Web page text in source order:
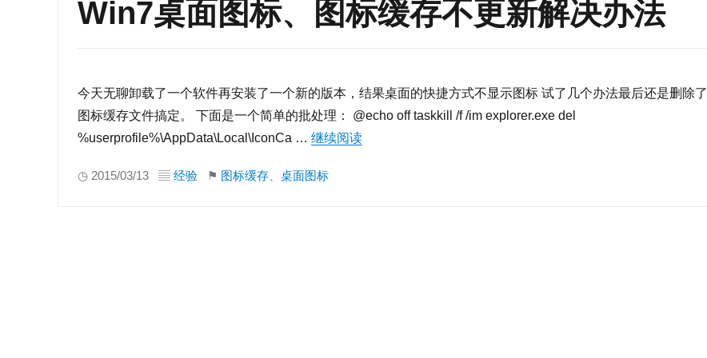
Win7桌面图标、图标缓存不更新解决办法
今天无聊卸载了一个软件再安装了一个新的版本，结果桌面的快捷方式不显示图标 试了几个办法最后还是删除了
图标缓存文件搞定。 下面是一个简单的批处理： @echo off taskkill /f /im explorer.exe del
%userprofile%\AppData\Local\IconCa … 继续阅读
◷ 2015/03/13 ▤ 经验 ⚑ 图标缓存 桌面图标